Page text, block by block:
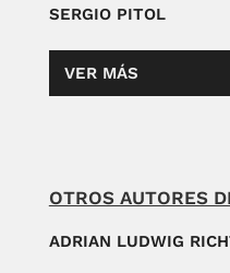
SERGIO PITOL
VER MÁS
OTROS AUTORES
ADRIAN LUDWIG